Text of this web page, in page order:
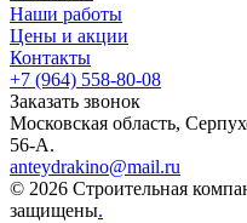
Наши работы
Цены и акции
Контакты
+7 (964) 558-80-08
Заказать звонок
Московская область,
56-А.
anteydrakino@mail.ru
© 2026 Строительная
защищены.